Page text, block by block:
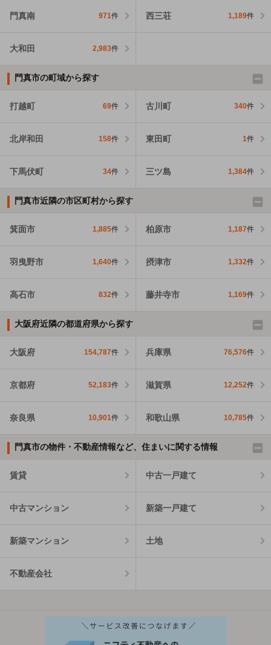
門真南 971件 西三荘 1,189件
大和田 2,983件
門真市の町域から探す
打越町 69件 古川町 340件
北岸和田 158件 東田町 1件
下馬伏町 34件 三ツ島 1,384件
門真市近隣の市区町村から探す
箕面市 1,885件 柏原市 1,187件
羽曳野市 1,640件 摂津市 1,332件
高石市 832件 藤井寺市 1,169件
大阪府近隣の都道府県から探す
大阪府 154,787件 兵庫県 76,576件
京都府 52,183件 滋賀県 12,252件
奈良県 10,901件 和歌山県 10,785件
門真市の物件・不動産情報など、住まいに関する情報
賃貸 中古一戸建て
中古マンション 新築一戸建て
新築マンション 土地
不動産会社